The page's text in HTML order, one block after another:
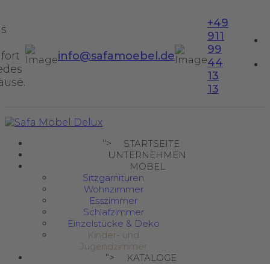
info@safamoebel.de
+49
911
99
44
13
13
">
STARTSEITE
UNTERNEHMEN
MÖBEL
Sitzgarnituren
Wohnzimmer
Esszimmer
Schlafzimmer
Einzelstücke & Deko
Kinder- und
Jugendzimmer
">
KATALOGE